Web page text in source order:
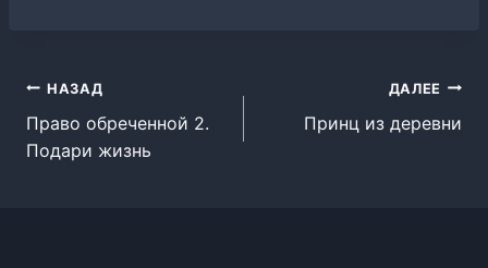
Навигация
по
НАЗАД
Право обреченной 2.
Подари жизнь
ДАЛЕЕ
Принц из деревни